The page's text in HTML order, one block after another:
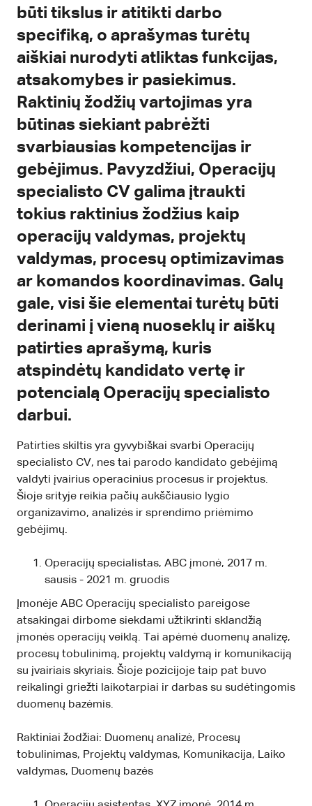
būti tikslus ir atitikti darbo
specifiką, o aprašymas turėtų
aiškiai nurodyti atliktas funkcijas,
atsakomybes ir pasiekimus.
Raktinių žodžių vartojimas yra
būtinas siekiant pabrėžti
svarbiausias kompetencijas ir
gebėjimus. Pavyzdžiui, Operacijų
specialisto CV galima įtraukti
tokius raktinius žodžius kaip
operacijų valdymas, projektų
valdymas, procesų optimizavimas
ar komandos koordinavimas. Galų
gale, visi šie elementai turėtų būti
derinami į vieną nuoseklų ir aiškų
patirties aprašymą, kuris
atspindėtų kandidato vertę ir
potencialą Operacijų specialisto
darbui.
Patirties skiltis yra gyvybiškai svarbi Operacijų
specialisto CV, nes tai parodo kandidato gebėjimą
valdyti įvairius operacinius procesus ir projektus.
Šioje srityje reikia pačių aukščiausio lygio
organizavimo, analizės ir sprendimo priėmimo
gebėjimų.
Operacijų specialistas, ABC įmonė, 2017 m.
sausis - 2021 m. gruodis
Įmonėje ABC Operacijų specialisto pareigose
atsakingai dirbome siekdami užtikrinti sklandžią
įmonės operacijų veiklą. Tai apėmė duomenų analizę,
procesų tobulinimą, projektų valdymą ir komunikaciją
su įvairiais skyriais. Šioje pozicijoje taip pat buvo
reikalingi griežti laikotarpiai ir darbas su sudėtingomis
duomenų bazėmis.
Raktiniai žodžiai: Duomenų analizė, Procesų
tobulinimas, Projektų valdymas, Komunikacija, Laiko
valdymas, Duomenų bazės